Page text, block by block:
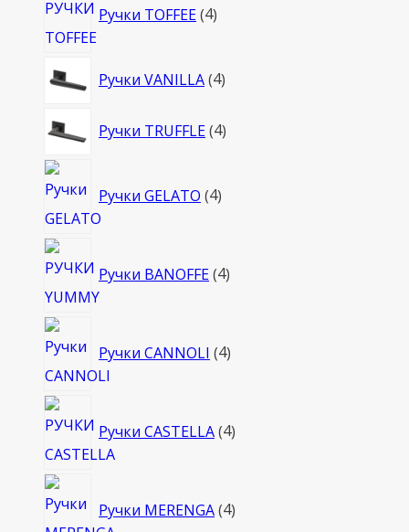
Ручки TOFFEE 4товара
Ручки VANILLA 44
Ручки TRUFFLE 44
Ручки GELATO 4товара
Ручки BANOFFE 4товара
Ручки CANNOLI 4товара
Ручки CASTELLA 4товара
Ручки MERENGA 4товара